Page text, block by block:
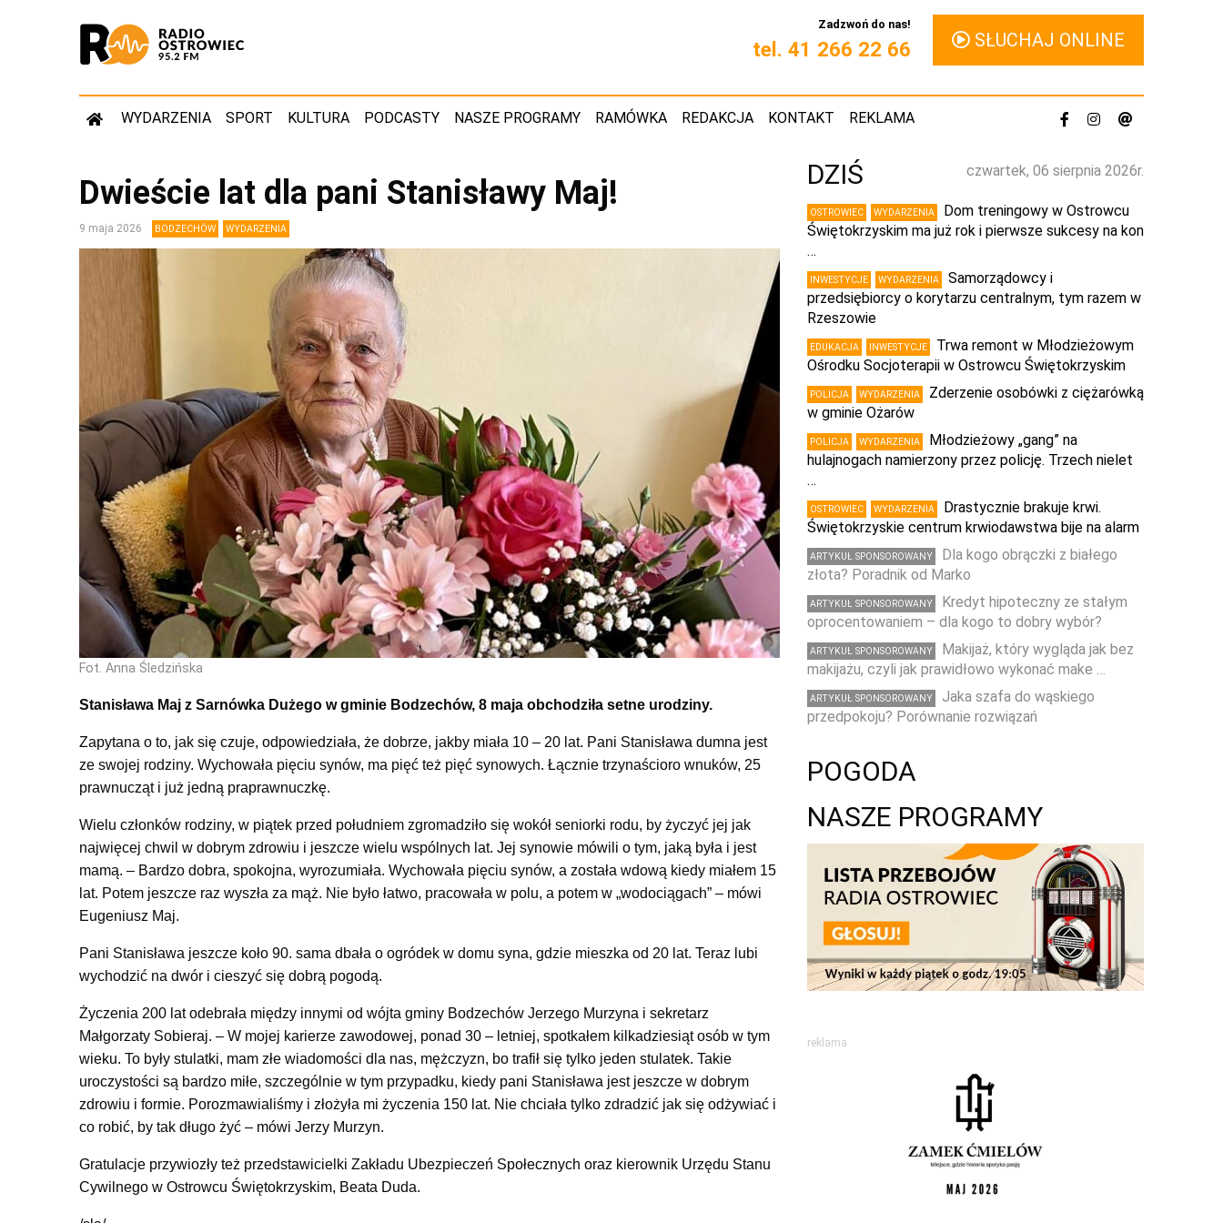
Zadzwoń do nas!
tel. 41 266 22 66 SŁUCHAJ ONLINE
WYDARZENIA SPORT KULTURA PODCASTY NASZE PROGRAMY RAMÓWKA REDAKCJA KONTAKT REKLAMA
Dwieście lat dla pani Stanisławy Maj!
9 maja 2026 BODZECHÓW WYDARZENIA
Fot. Anna Śledzińska
Stanisława Maj z Sarnówka Dużego w gminie Bodzechów, 8 maja obchodziła setne urodziny.
Zapytana o to, jak się czuje, odpowiedziała, że dobrze, jakby miała 10 – 20 lat. Pani Stanisława dumna jest
ze swojej rodziny. Wychowała pięciu synów, ma pięć też pięć synowych. Łącznie trzynaścioro wnuków, 25
prawnucząt i już jedną praprawnuczkę.
Wielu członków rodziny, w piątek przed południem zgromadziło się wokół seniorki rodu, by życzyć jej jak
najwięcej chwil w dobrym zdrowiu i jeszcze wielu wspólnych lat. Jej synowie mówili o tym, jaką była i jest
mamą. – Bardzo dobra, spokojna, wyrozumiała. Wychowała pięciu synów, a została wdową kiedy miałem 15
lat. Potem jeszcze raz wyszła za mąż. Nie było łatwo, pracowała w polu, a potem w „wodociągach” – mówi
Eugeniusz Maj.
Pani Stanisława jeszcze koło 90. sama dbała o ogródek w domu syna, gdzie mieszka od 20 lat. Teraz lubi
wychodzić na dwór i cieszyć się dobrą pogodą.
Życzenia 200 lat odebrała między innymi od wójta gminy Bodzechów Jerzego Murzyna i sekretarz
Małgorzaty Sobieraj. – W mojej karierze zawodowej, ponad 30 – letniej, spotkałem kilkadziesiąt osób w tym
wieku. To były stulatki, mam złe wiadomości dla nas, mężczyzn, bo trafił się tylko jeden stulatek. Takie
uroczystości są bardzo miłe, szczególnie w tym przypadku, kiedy pani Stanisława jest jeszcze w dobrym
zdrowiu i formie. Porozmawialiśmy i złożyła mi życzenia 150 lat. Nie chciała tylko zdradzić jak się odżywiać i
co robić, by tak długo żyć – mówi Jerzy Murzyn.
Gratulacje przywiozły też przedstawicielki Zakładu Ubezpieczeń Społecznych oraz kierownik Urzędu Stanu
Cywilnego w Ostrowcu Świętokrzyskim, Beata Duda.
czwartek, 06 sierpnia 2026r.
DZIŚ
OSTROWIEC WYDARZENIA
Dom treningowy w Ostrowcu
Świętokrzyskim ma już rok i pierwsze sukcesy na kon
…
INWESTYCJE WYDARZENIA
Samorządowcy i
przedsiębiorcy o korytarzu centralnym, tym razem w
Rzeszowie
EDUKACJA INWESTYCJE
Trwa remont w Młodzieżowym
Ośrodku Socjoterapii w Ostrowcu Świętokrzyskim
POLICJA WYDARZENIA
Zderzenie osobówki z ciężarówką
w gminie Ożarów
POLICJA WYDARZENIA
Młodzieżowy „gang” na
hulajnogach namierzony przez policję. Trzech nielet
…
OSTROWIEC WYDARZENIA
Drastycznie brakuje krwi.
Świętokrzyskie centrum krwiodawstwa bije na alarm
ARTYKUŁ SPONSOROWANY
Dla kogo obrączki z białego
złota? Poradnik od Marko
ARTYKUŁ SPONSOROWANY
Kredyt hipoteczny ze stałym
oprocentowaniem – dla kogo to dobry wybór?
ARTYKUŁ SPONSOROWANY
Makijaż, który wygląda jak bez
makijażu, czyli jak prawidłowo wykonać make …
ARTYKUŁ SPONSOROWANY
Jaka szafa do wąskiego
przedpokoju? Porównanie rozwiązań
POGODA
NASZE PROGRAMY
reklama